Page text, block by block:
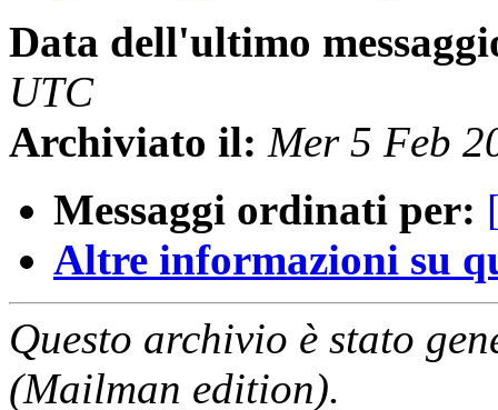
Data dell'ultimo
UTC
Archiviato il: Mer 5 Feb
Messaggi ordinati per:
Altre informazioni su
Questo archivio è stato
(Mailman edition).